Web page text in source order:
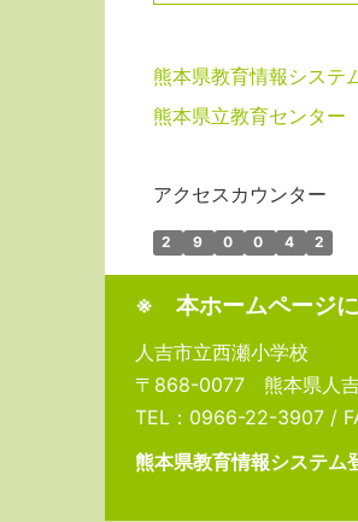
熊本県教育情報システ
熊本県立教育センター
アクセスカウンター
2 9 0 0 4 2
※ 本ホームページに
人吉市立西瀬小学校
〒868-0077 熊本県人吉
TEL：0966-22-3907 /
熊本県教育情報システ